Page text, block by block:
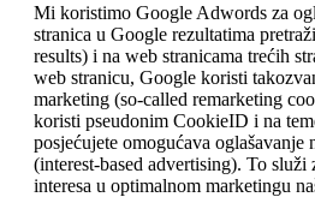
Mi koristimo Google Adwords za
stranica u Google rezultatima
results) i na web stranicama trećih
web stranicu, Google koristi
marketing (so-called remarketing
koristi pseudonim CookieID i na
posjećujete omogućava oglašavanje
(interest-based advertising). To
interesa u optimalnom marketingu